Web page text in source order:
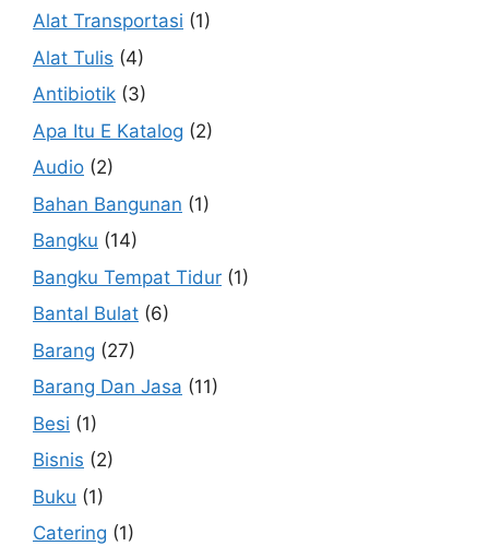
Alat Transportasi (1)
Alat Tulis (4)
Antibiotik (3)
Apa Itu E Katalog (2)
Audio (2)
Bahan Bangunan (1)
Bangku (14)
Bangku Tempat Tidur (1)
Bantal Bulat (6)
Barang (27)
Barang Dan Jasa (11)
Besi (1)
Bisnis (2)
Buku (1)
Catering (1)